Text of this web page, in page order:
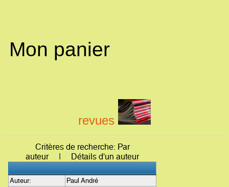
Mon panier
revues
Critères de recherche: Par
auteur | Détails d'un auteur
Auteur:
Paul André